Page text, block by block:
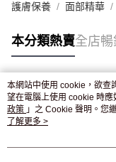
護膚保養 面部精華
本分類熱賣全店
熱門標籤
熱銷排行
本網站中使用 cookie，欲查
望在電腦上使用 cookie 時
政策 」之 Cookie 聲明。您
條款之 Cookie 聲明使用
了解更多 >